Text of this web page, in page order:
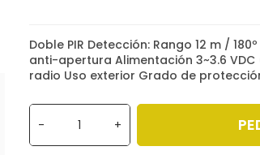
Doble PIR Detección: Rango 12 m /
anti-apertura Alimentación 3~3.6
radio Uso exterior Grado de
- +